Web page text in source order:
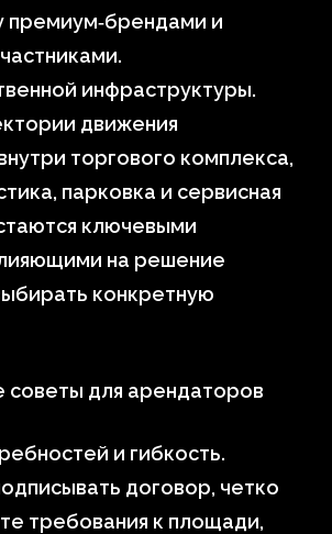
премиум‑брендами и
инфраструктуры.
движения
торгового комплекса,
парковка и сервисная
ключевыми
на решение
конкретную
советы для арендаторов
и гибкость.
договор, четко
требования к площади,